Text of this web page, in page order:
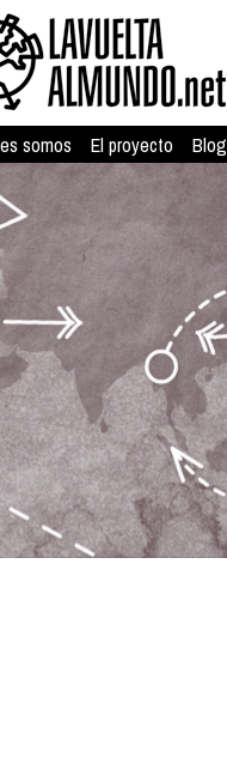
somos El proyecto Blog